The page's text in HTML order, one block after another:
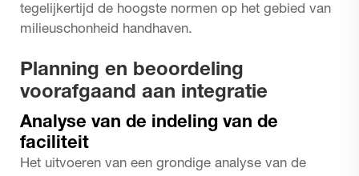
tegelijkertijd de hoogste normen op het gebied van
milieuschonheid handhaven.
Planning en beoordeling
voorafgaand aan integratie
Analyse van de indeling van de
faciliteit
Het uitvoeren van een grondige analyse van de